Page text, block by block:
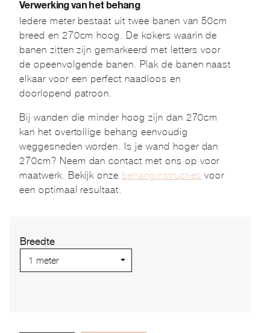
Verwerking van het behang
Iedere meter bestaat uit twee banen van 50cm
breed en 270cm hoog. De kokers waarin de
banen zitten zijn gemarkeerd met letters voor
de opeenvolgende banen. Plak de banen naast
elkaar voor een perfect naadloos en
doorlopend patroon.
Bij wanden die minder hoog zijn dan 270cm
kan het overtollige behang eenvoudig
weggesneden worden. Is je wand hoger dan
270cm? Neem dan contact met ons op voor
maatwerk. Bekijk onze behanginstructies voor
een optimaal resultaat.
Breedte